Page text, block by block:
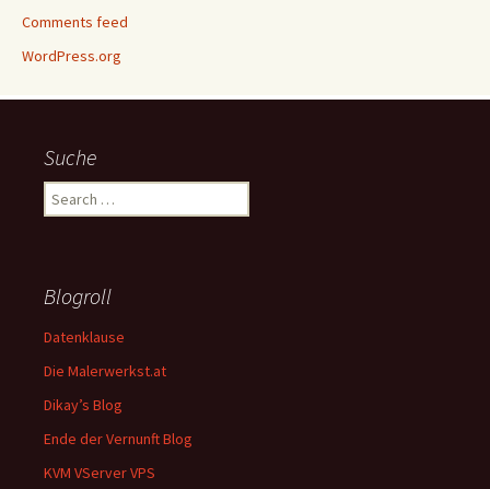
Comments feed
WordPress.org
Suche
Search
for:
Blogroll
Datenklause
Die Malerwerkst.at
Dikay’s Blog
Ende der Vernunft Blog
KVM VServer VPS